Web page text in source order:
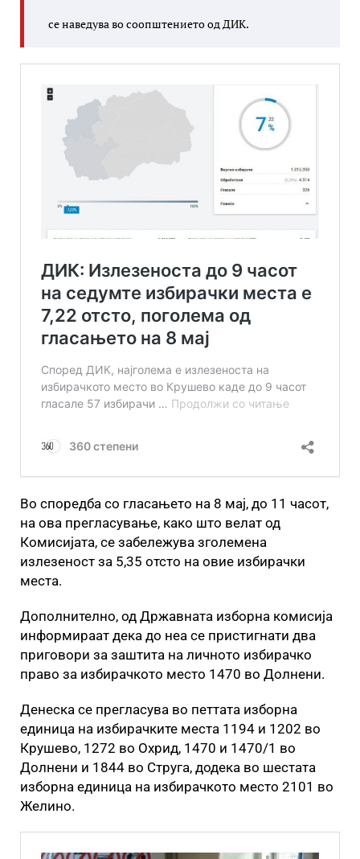
се наведува во соопштението од ДИК.
Во споредба со гласањето на 8 мај, до 11 часот,
на ова прегласување, како што велат од
Комисијата, се забележува зголемена
излезеност за 5,35 отсто на овие избирачки
места.
Дополнително, од Државната изборна комисија
информираат дека до неа се пристигнати два
приговори за заштита на личното избирачко
право за избирачкото место 1470 во Долнени.
Денеска се прегласува во петтата изборна
единица на избирачките места 1194 и 1202 во
Крушево, 1272 во Охрид, 1470 и 1470/1 во
Долнени и 1844 во Струга, додека во шестата
изборна единица на избирачкото место 2101 во
Желино.